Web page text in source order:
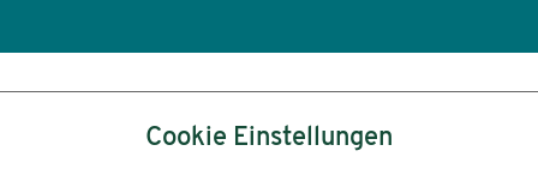
Cookie Einstellungen